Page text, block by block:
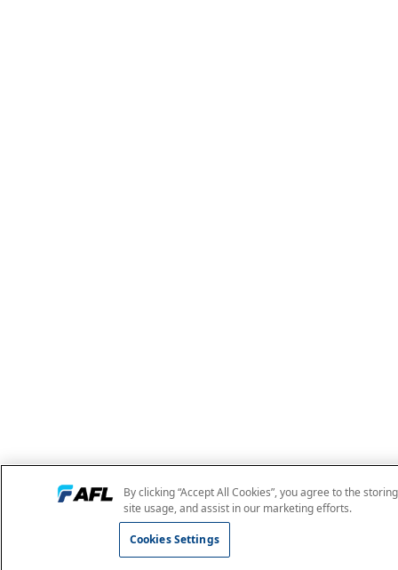
By clicking “Accept All Cookies”, you agree to the
site usage, and assist in our marketing efforts.
Cookies Settings